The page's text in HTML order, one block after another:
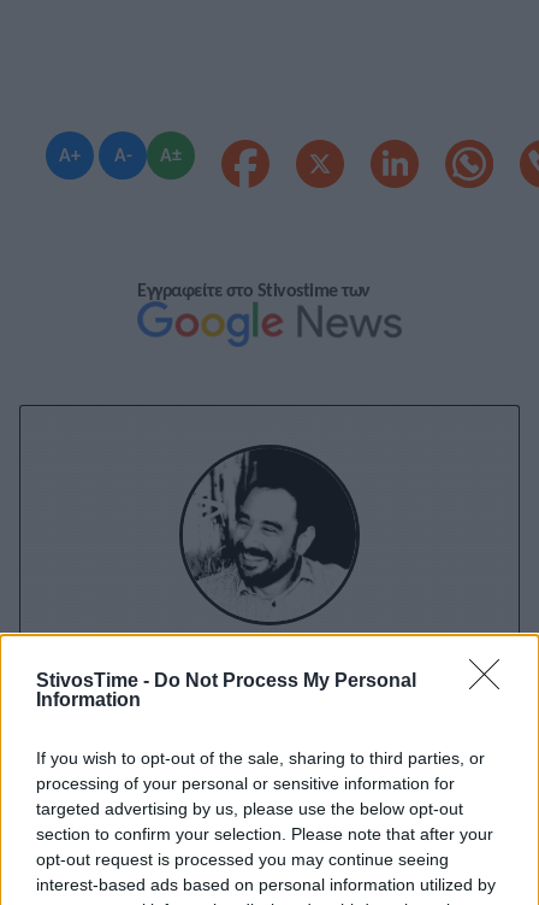
StivosTime - Do Not Process My Personal
Information
If you wish to opt-out of the sale, sharing to third parties, or
processing of your personal or sensitive information for
targeted advertising by us, please use the below opt-out
section to confirm your selection. Please note that after your
opt-out request is processed you may continue seeing
interest-based ads based on personal information utilized by
A+ A- A±
Εγγραφείτε στο Stivostime των
Διονύσης Αντωνέλλος
Ολυμπιακό και τον στίβο, με ρεπορτάζ και αναλύσεις από
πρώτο χέρι που προσφέρουν γνώση και έμπνευση.